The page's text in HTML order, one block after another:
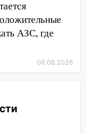
1 июля
4
области
АЗС, где
06.08.2026